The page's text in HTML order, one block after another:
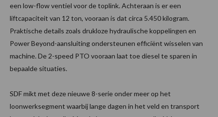
een low-flow ventiel voor de toplink. Achteraan is er een
liftcapaciteit van 12 ton, vooraan is dat circa 5.450 kilogram.
Praktische details zoals drukloze hydraulische koppelingen en
Power Beyond-aansluiting ondersteunen efficiënt wisselen van
machine. De 2-speed PTO vooraan laat toe diesel te sparen in
bepaalde situaties.
SDF mikt met deze nieuwe 8-serie onder meer op het
loonwerksegment waarbij lange dagen in het veld en transport